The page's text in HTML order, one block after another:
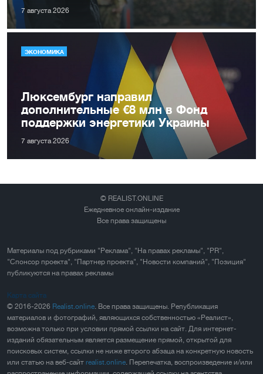
7 августа 2026
ЭКОНОМИКА
Люксембург направил
дополнительные €8 млн в Фонд
поддержки энергетики Украины
7 августа 2026
© REALIST.ONLINE
Ежедневное онлайн-издание
Все права защищены
Материалы под рубриками "Реклама", "На правах рекламы", "PR",
"Спонсор проекта", "Партнер проекта", "Новости компаний", "Позиция"
публикуются на правах рекламы
Карта сайта
© 2016-2026 Realist.online. Все права защищены. Републикация
материалов и фотографий, являющихся собственностью «Реалист»,
возможна только при условии прямой ссылки на сайт. Для интернет-
изданий обязательным является размещение прямой, открытой для
поисковых систем, ссылки не ниже второго абзаца на конкретную новость
или статью на веб-сайт realist.online. Перепечатка, воспроизведение и/или